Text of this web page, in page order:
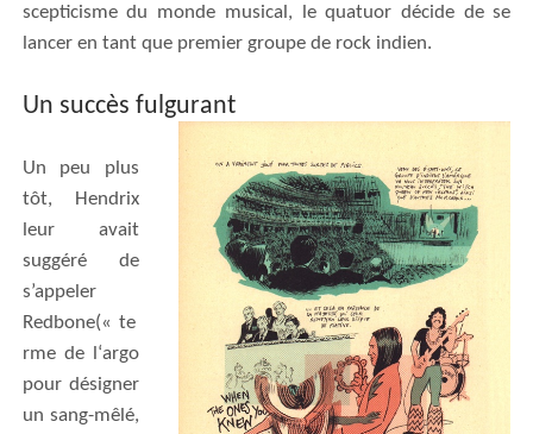
scepticisme du monde musical, le quatuor décide de se
lancer en tant que premier groupe de rock indien.
Un succès fulgurant
Un peu plus
tôt, Hendrix
leur avait
suggéré de
s’appeler
Redbone(« te
rme de l‘argo
pour désigner
un sang-mêlé,